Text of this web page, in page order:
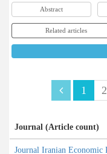
Abstract
Related articles
1 2
Journal (Article count)